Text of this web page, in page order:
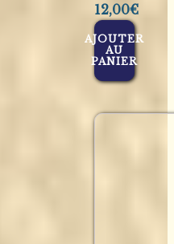
12,00€
AJOUTER
AU
PANIER